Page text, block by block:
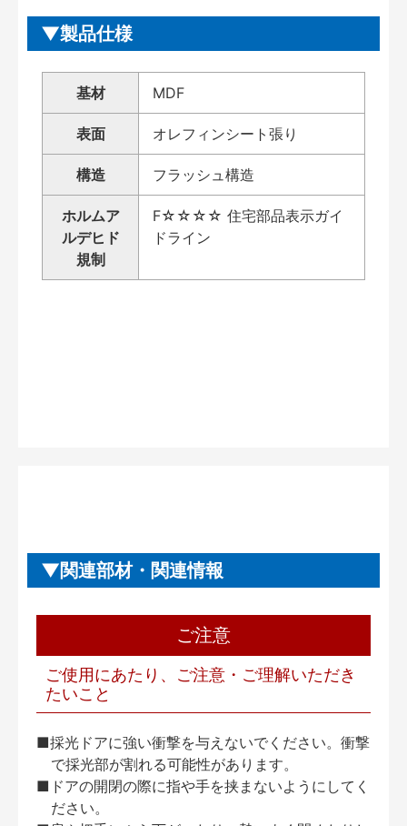
製品仕様
基材 MDF
表面 オレフィンシート張り
構造 フラッシュ構造
ホルムア
ルデヒド
規制
F☆☆☆☆ 住宅部品表示ガイ
ドライン
関連部材・関連情報
ご注意
ご使用にあたり、ご注意・ご理解いただき
たいこと
■採光ドアに強い衝撃を与えないでください。衝撃
で採光部が割れる可能性があります。
■ドアの開閉の際に指や手を挟まないようにしてく
ださい。